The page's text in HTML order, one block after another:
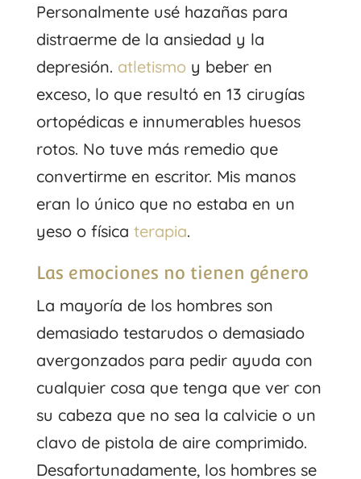
Personalmente usé hazañas para
distraerme de la ansiedad y la
depresión. atletismoy beber en
exceso, lo que resultó en 13 cirugías
ortopédicas e innumerables huesos
rotos. No tuve más remedio que
convertirme en escritor. Mis manos
eran lo único que no estaba en un
yeso o física terapia.
Las emociones no tienen género
La mayoría de los hombres son
demasiado testarudos o demasiado
avergonzados para pedir ayuda con
cualquier cosa que tenga que ver con
su cabeza que no sea la calvicie o un
clavo de pistola de aire comprimido.
Desafortunadamente, los hombres se